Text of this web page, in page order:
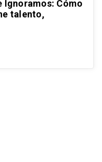
Ignoramos: Cómo
talento,